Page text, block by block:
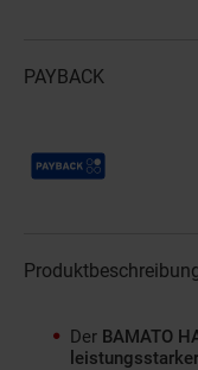
PAYBACK
Payback Punkte
Der BAMATO